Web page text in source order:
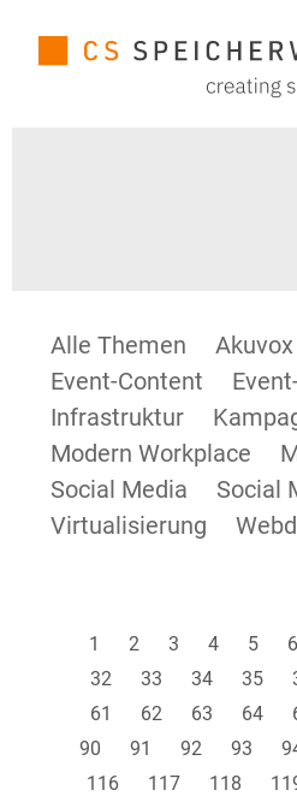
Alle Themen Akuvox
Event-Content
Infrastruktur
Modern Workplace
Social Media
Social
Virtualisierung
1 2 3 4 5 6
32
33 34 35
61
62 63 64
90
91 92 93
116
117 118